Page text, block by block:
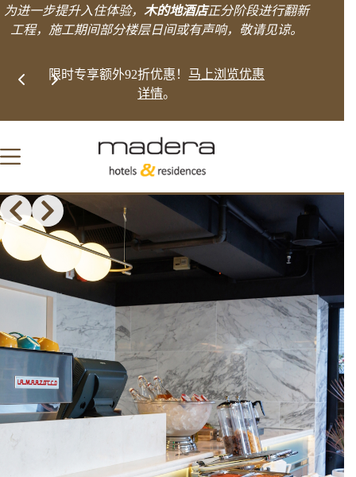
跳为进一步提升入住体验，木的地酒店正分阶段进行翻新
工程，施工期间部分楼层日间或有声响，敬请见谅。
览优惠
直接预订即可获得更多。探索优惠
Slide 2 of 2
Slide 3 of 3